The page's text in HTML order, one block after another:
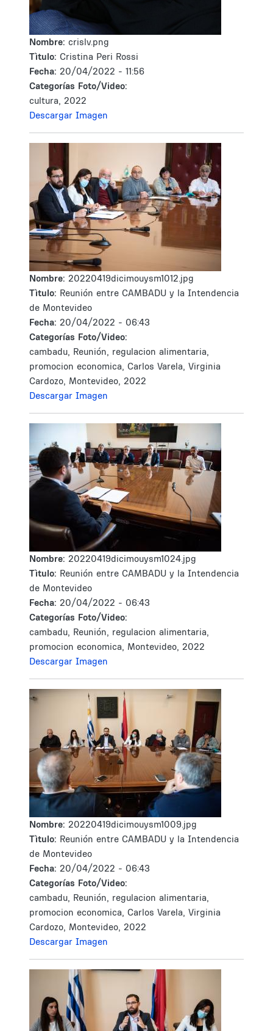
Nombre: crislv.png
Tìtulo: Cristina Peri Rossi
Fecha: 20/04/2022 - 11:56
Categorías Foto/Video:
cultura, 2022
Descargar Imagen
Nombre: 20220419dicimouysm1012.jpg
Tìtulo: Reunión entre CAMBADU y la Intendencia
de Montevideo
Fecha: 20/04/2022 - 06:43
Categorías Foto/Video:
cambadu, Reunión, regulacion alimentaria,
promocion economica, Carlos Varela, Virginia
Cardozo, Montevideo, 2022
Descargar Imagen
Nombre: 20220419dicimouysm1024.jpg
Tìtulo: Reunión entre CAMBADU y la Intendencia
de Montevideo
Fecha: 20/04/2022 - 06:43
Categorías Foto/Video:
cambadu, Reunión, regulacion alimentaria,
promocion economica, Montevideo, 2022
Descargar Imagen
Nombre: 20220419dicimouysm1009.jpg
Tìtulo: Reunión entre CAMBADU y la Intendencia
de Montevideo
Fecha: 20/04/2022 - 06:43
Categorías Foto/Video:
cambadu, Reunión, regulacion alimentaria,
promocion economica, Carlos Varela, Virginia
Cardozo, Montevideo, 2022
Descargar Imagen